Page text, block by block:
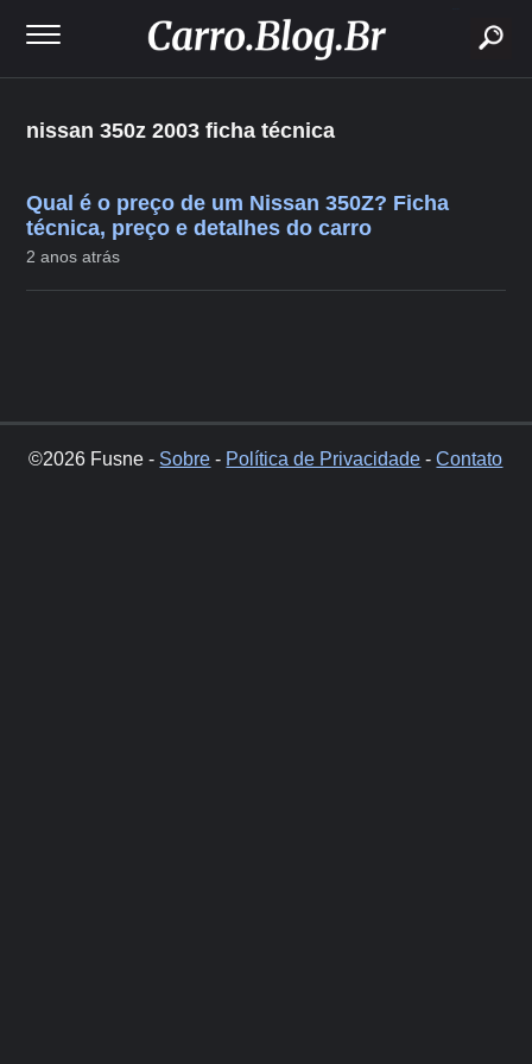
nissan 350z 2003 ficha técnica
Qual é o preço de um Nissan 350Z? Ficha
técnica, preço e detalhes do carro
2 anos atrás
©2026 Fusne - Sobre - Política de Privacidade -Contato